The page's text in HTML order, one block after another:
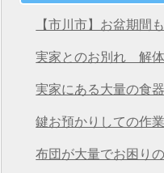
【市川市】お盆期間
付け・不用品回収は
実家とのお別れ 解
桜サービス市川店
実家にある大量の
想いを次につなげる
鍵お預かりしての作
方も安心の遺品整理
布団が大量でお困り